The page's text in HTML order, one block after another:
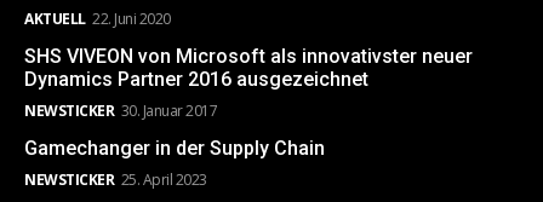
AKTUELL 22. Juni 2020
SHS VIVEON von Microsoft als innovativster neuer
Dynamics Partner 2016 ausgezeichnet
NEWSTICKER 30. Januar 2017
Gamechanger in der Supply Chain
NEWSTICKER 25. April 2023